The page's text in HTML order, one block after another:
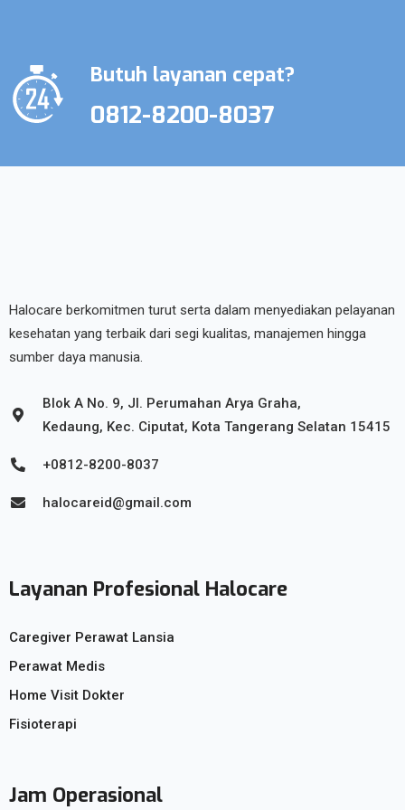
Butuh layanan cepat?
0812-8200-8037
Halocare berkomitmen turut serta dalam menyediakan pelayanan
kesehatan yang terbaik dari segi kualitas, manajemen hingga
sumber daya manusia.
Blok A No. 9, Jl. Perumahan Arya Graha,
Kedaung, Kec. Ciputat, Kota Tangerang Selatan 15415
+0812-8200-8037
halocareid@gmail.com
Layanan Profesional Halocare
Caregiver Perawat Lansia
Perawat Medis
Home Visit Dokter
Fisioterapi
Jam Operasional